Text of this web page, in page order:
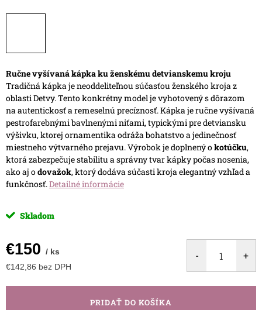
Ručne vyšívaná kápka ku ženskému detvianskemu kroju
Tradičná kápka je neoddeliteľnou súčasťou ženského kroja z
oblasti Detvy. Tento konkrétny model je vyhotovený s dôrazom
na autentickosť a remeselnú precíznosť. Kápka je ručne vyšívaná
pestrofarebnými bavlnenými niťami, typickými pre detviansku
výšivku, ktorej ornamentika odráža bohatstvo a jedinečnosť
miestneho výtvarného prejavu.Výrobok je doplnený okotúčku,
ktorá zabezpečuje stabilitu a správny tvar kápky počas nosenia,
ako aj odovažok, ktorý dodáva súčasti kroja elegantný vzhľad a
funkčnosť.Detailné informácie
Skladom
€150 / ks
€142,86 bez DPH
PRIDAŤ DO KOŠÍKA